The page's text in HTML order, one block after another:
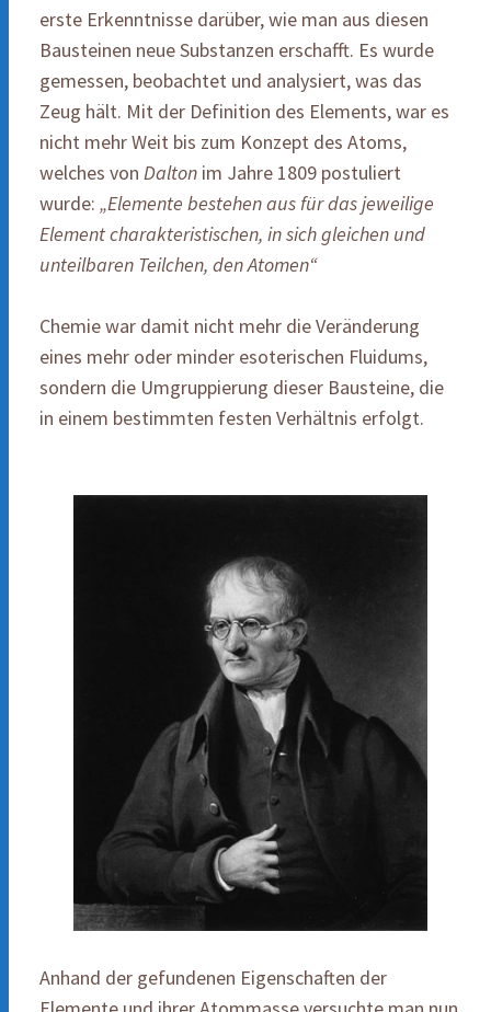
erste Erkenntnisse darüber, wie man aus diesen
Bausteinen neue Substanzen erschafft. Es wurde
gemessen, beobachtet und analysiert, was das
Zeug hält. Mit der Definition des Elements, war es
nicht mehr Weit bis zum Konzept des Atoms,
welches von Dalton im Jahre 1809 postuliert
wurde: „Elemente bestehen aus für das jeweilige
Element charakteristischen, in sich gleichen und
unteilbaren Teilchen, den Atomen“
Chemie war damit nicht mehr die Veränderung
eines mehr oder minder esoterischen Fluidums,
sondern die Umgruppierung dieser Bausteine, die
in einem bestimmten festen Verhältnis erfolgt.
Anhand der gefundenen Eigenschaften der